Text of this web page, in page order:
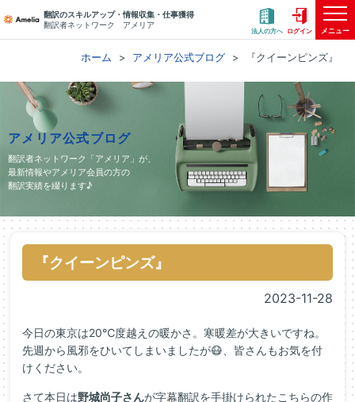
翻訳のスキルアップ・情報収集・仕事獲得
翻訳者ネットワーク アメリア
法人の方へ ログイン メニュー
ホーム アメリア公式ブログ 『クイーンピンズ』
アメリア公式ブログ
翻訳者ネットワーク「アメリア」が、
最新情報やアメリア会員の方の
翻訳実績を綴ります♪
『クイーンピンズ』
2023-11-28
今日の東京は20℃度越えの暖かさ。寒暖差が大きいですね。
先週から風邪をひいてしまいましたが😷、皆さんもお気を付
けください。
さて本日は野城尚子さんが字幕翻訳を手掛けられたこちらの作